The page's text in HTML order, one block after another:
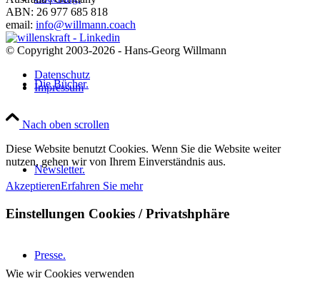
Die Bücher.
Newsletter.
Presse.
ABN: 26 977 685 818
email: info@willmann.coach
© Copyright 2003-2026 - Hans-Georg Willmann
Datenschutz
Impressum
Nach oben scrollen
Diese Website benutzt Cookies. Wenn Sie die Website weiter
nutzen, gehen wir von Ihrem Einverständnis aus.
AkzeptierenErfahren Sie mehr
Einstellungen Cookies / Privatshphäre
Wie wir Cookies verwenden